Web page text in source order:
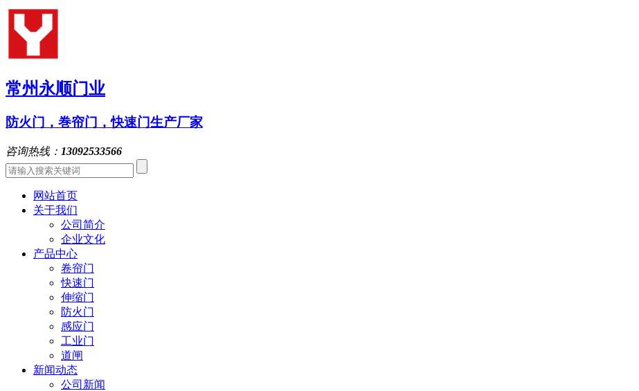
常州永顺门业
防火门，巻帘门，快速门生产厂家
咨询热线： 13092533566
网站首页
关于我们
公司简介
企业文化
产品中心
卷帘门
快速门
伸缩门
防火门
感应门
工业门
道闸
新闻动态
公司新闻